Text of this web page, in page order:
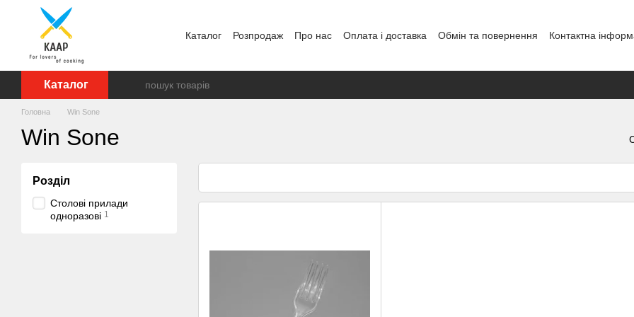
Перейти до основного контенту
Каталог Розпродаж Про нас Оплата і доставка Обмін та повернення
Контактна
Каталог
Головна Win Sone
Win Sone
Розділ
Столові прилади
одноразові 1